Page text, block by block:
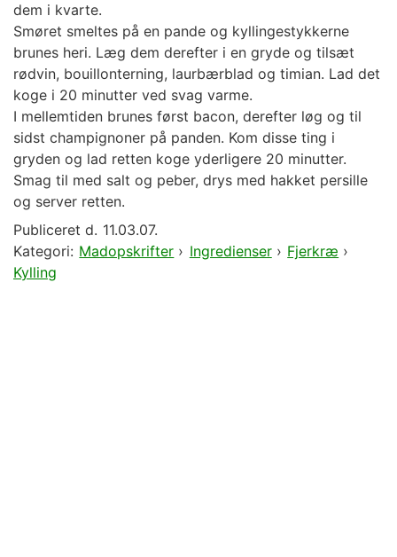
dem i kvarte.
Smøret smeltes på en pande og kyllingestykkerne
brunes heri. Læg dem derefter i en gryde og tilsæt
rødvin, bouillonterning, laurbærblad og timian. Lad det
koge i 20 minutter ved svag varme.
I mellemtiden brunes først bacon, derefter løg og til
sidst champignoner på panden. Kom disse ting i
gryden og lad retten koge yderligere 20 minutter.
Smag til med salt og peber, drys med hakket persille
og server retten.
Publiceret d. 11.03.07.
Kategori: Madopskrifter › Ingredienser› Fjerkræ ›
Kylling